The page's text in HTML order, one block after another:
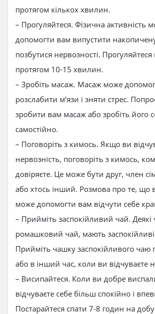
протягом кількох хвилин.
– Прогуляйтеся. Фізична активність
допомогти вам випустити
позбутися нервозності. Прогуляйтеся
протягом 10-15 хвилин.
– Зробіть масаж. Масаж може
розслабити м’язи і зняти стрес.
зробити вам масаж або зробіть його
самостійно.
– Поговоріть з кимось. Якщо ви
нервозність, поговоріть з кимось,
довіряєте. Це може бути друг, член
або хтось інший. Розмова про те, що
може допомогти вам відчути себе
– Прийміть заспокійливий чай. Деякі
ромашковий чай, мають заспокійливі
Прийміть чашку заспокійливого чаю
або в інший час, коли ви відчуваєте
– Висипайтеся. Коли ви добре
відчуваєте себе більш спокійно і
Постарайтеся спати 7-8 годин на